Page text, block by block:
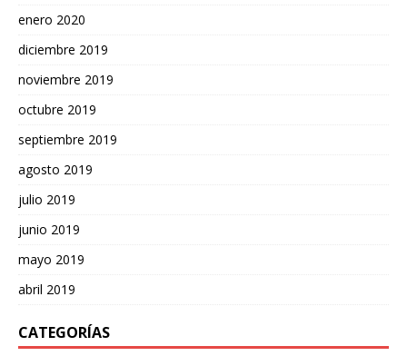
enero 2020
diciembre 2019
noviembre 2019
octubre 2019
septiembre 2019
agosto 2019
julio 2019
junio 2019
mayo 2019
abril 2019
CATEGORÍAS